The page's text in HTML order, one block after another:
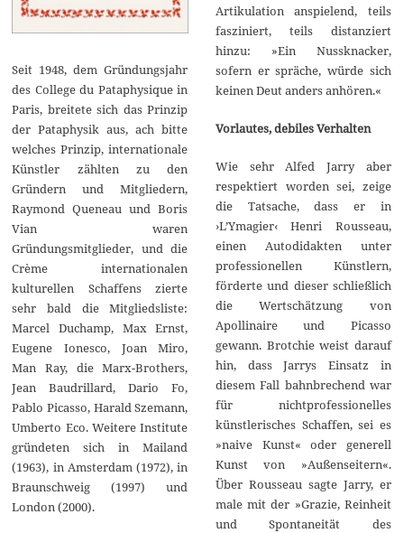
Seit 1948, dem Gründungsjahr
des College du Pataphysique in
Paris, breitete sich das Prinzip
der Pataphysik aus, ach bitte
welches Prinzip, internationale
Künstler zählten zu den
Gründern und Mitgliedern,
Raymond Queneau und Boris
Vian waren
Gründungsmitglieder, und die
Crème internationalen
kulturellen Schaffens zierte
sehr bald die Mitgliedsliste:
Marcel Duchamp, Max Ernst,
Eugene Ionesco, Joan Miro,
Man Ray, die Marx-Brothers,
Jean Baudrillard, Dario Fo,
Pablo Picasso, Harald Szemann,
Umberto Eco. Weitere Institute
gründeten sich in Mailand
(1963), in Amsterdam (1972), in
Braunschweig (1997) und
London (2000).
Artikulation anspielend, teils
fasziniert, teils distanziert
hinzu: »Ein Nussknacker,
sofern er spräche, würde sich
keinen Deut anders anhören.«
Vorlautes, debiles Verhalten
Wie sehr Alfed Jarry aber
respektiert worden sei, zeige
die Tatsache, dass er in
›L’Ymagier‹ Henri Rousseau,
einen Autodidakten unter
professionellen Künstlern,
förderte und dieser schließlich
die Wertschätzung von
Apollinaire und Picasso
gewann. Brotchie weist darauf
hin, dass Jarrys Einsatz in
diesem Fall bahnbrechend war
für nichtprofessionelles
künstlerisches Schaffen, sei es
»naive Kunst« oder generell
Kunst von »Außenseitern«.
Über Rousseau sagte Jarry, er
male mit der »Grazie, Reinheit
und Spontaneität des